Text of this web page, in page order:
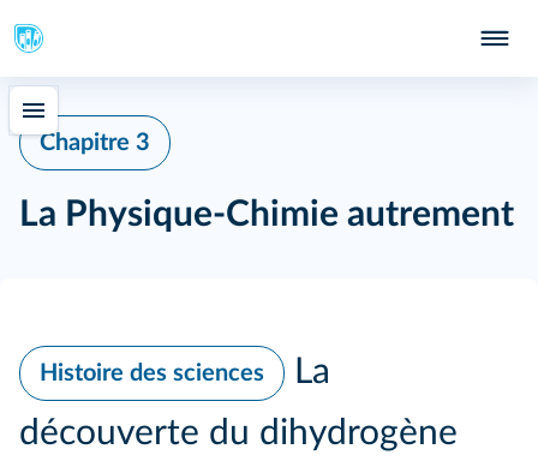
Chapitre 3
La Physique-Chimie autrement
Histoire des sciences
La
découverte du dihydrogène